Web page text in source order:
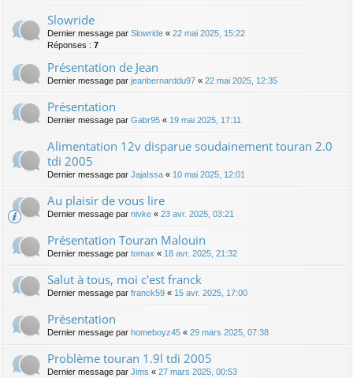
Slowride
Dernier message par Slowride « 22 mai 2025, 15:22
Réponses : 7
Présentation de Jean
Dernier message par jeanbernarddu97 « 22 mai 2025, 12:35
Présentation
Dernier message par Gabr95 « 19 mai 2025, 17:11
Alimentation 12v disparue soudainement touran 2.0
tdi 2005
Dernier message par JajaIssa « 10 mai 2025, 12:01
Au plaisir de vous lire
Dernier message par nivke « 23 avr. 2025, 03:21
Présentation Touran Malouin
Dernier message par tomax « 18 avr. 2025, 21:32
Salut à tous, moi c'est franck
Dernier message par franck59 « 15 avr. 2025, 17:00
Présentation
Dernier message par homeboyz45 « 29 mars 2025, 07:38
Problème touran 1.9l tdi 2005
Dernier message par Jims « 27 mars 2025, 00:53